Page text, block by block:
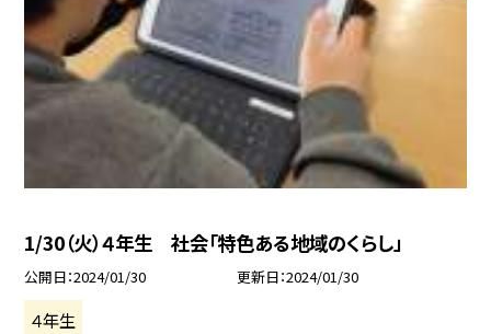
1/30（火）４年生 社会「特色ある地域のくらし」
公開日 2024/01/30 更新日 2024/01/30
４年生